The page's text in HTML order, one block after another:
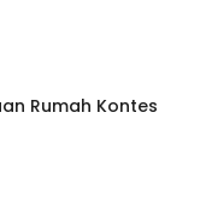
Rumah Kontes